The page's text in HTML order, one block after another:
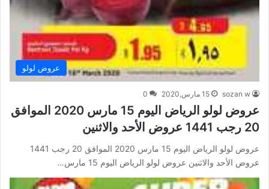
عروض لولو
sozan w 15 مارس,2020 0
عروض لولو الرياض اليوم 15 مارس 2020 الموافق
20 رجب 1441 عروض الأحد والاثنين
عروض لولو الرياض اليوم 15 مارس 2020 الموافق 20 رجب 1441
عروض الأحد والاثنين عروض لولو الرياض اليوم 15 مارس…